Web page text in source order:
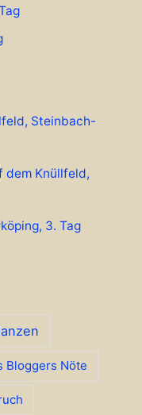
Steinbach-
dem Knüllfeld,
3. Tag
Bloggers Nöte